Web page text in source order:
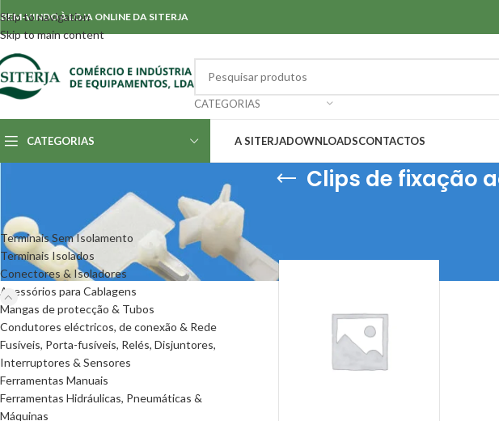
Skip to navigation
Skip to main content
BEM-VINDO À LOJA ONLINE DA SITERJA
CATEGORIAS
CATEGORIAS A SITERJADOWNLOADSCONTACTOS
Clips de fixação
Terminais Sem Isolamento
Terminais Isolados
Conectores & Isoladores
Acessórios para Cablagens
Mangas de protecção & Tubos
Condutores eléctricos, de conexão & Rede
Fusíveis, Porta-fusíveis, Relés, Disjuntores,
Interruptores & Sensores
Ferramentas Manuais
Ferramentas Hidráulicas, Pneumáticas &
Máquinas